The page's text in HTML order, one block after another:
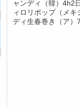
ャンディ（韓）4h2
ィロリポップ（メ
ディ生春巻き（ア）